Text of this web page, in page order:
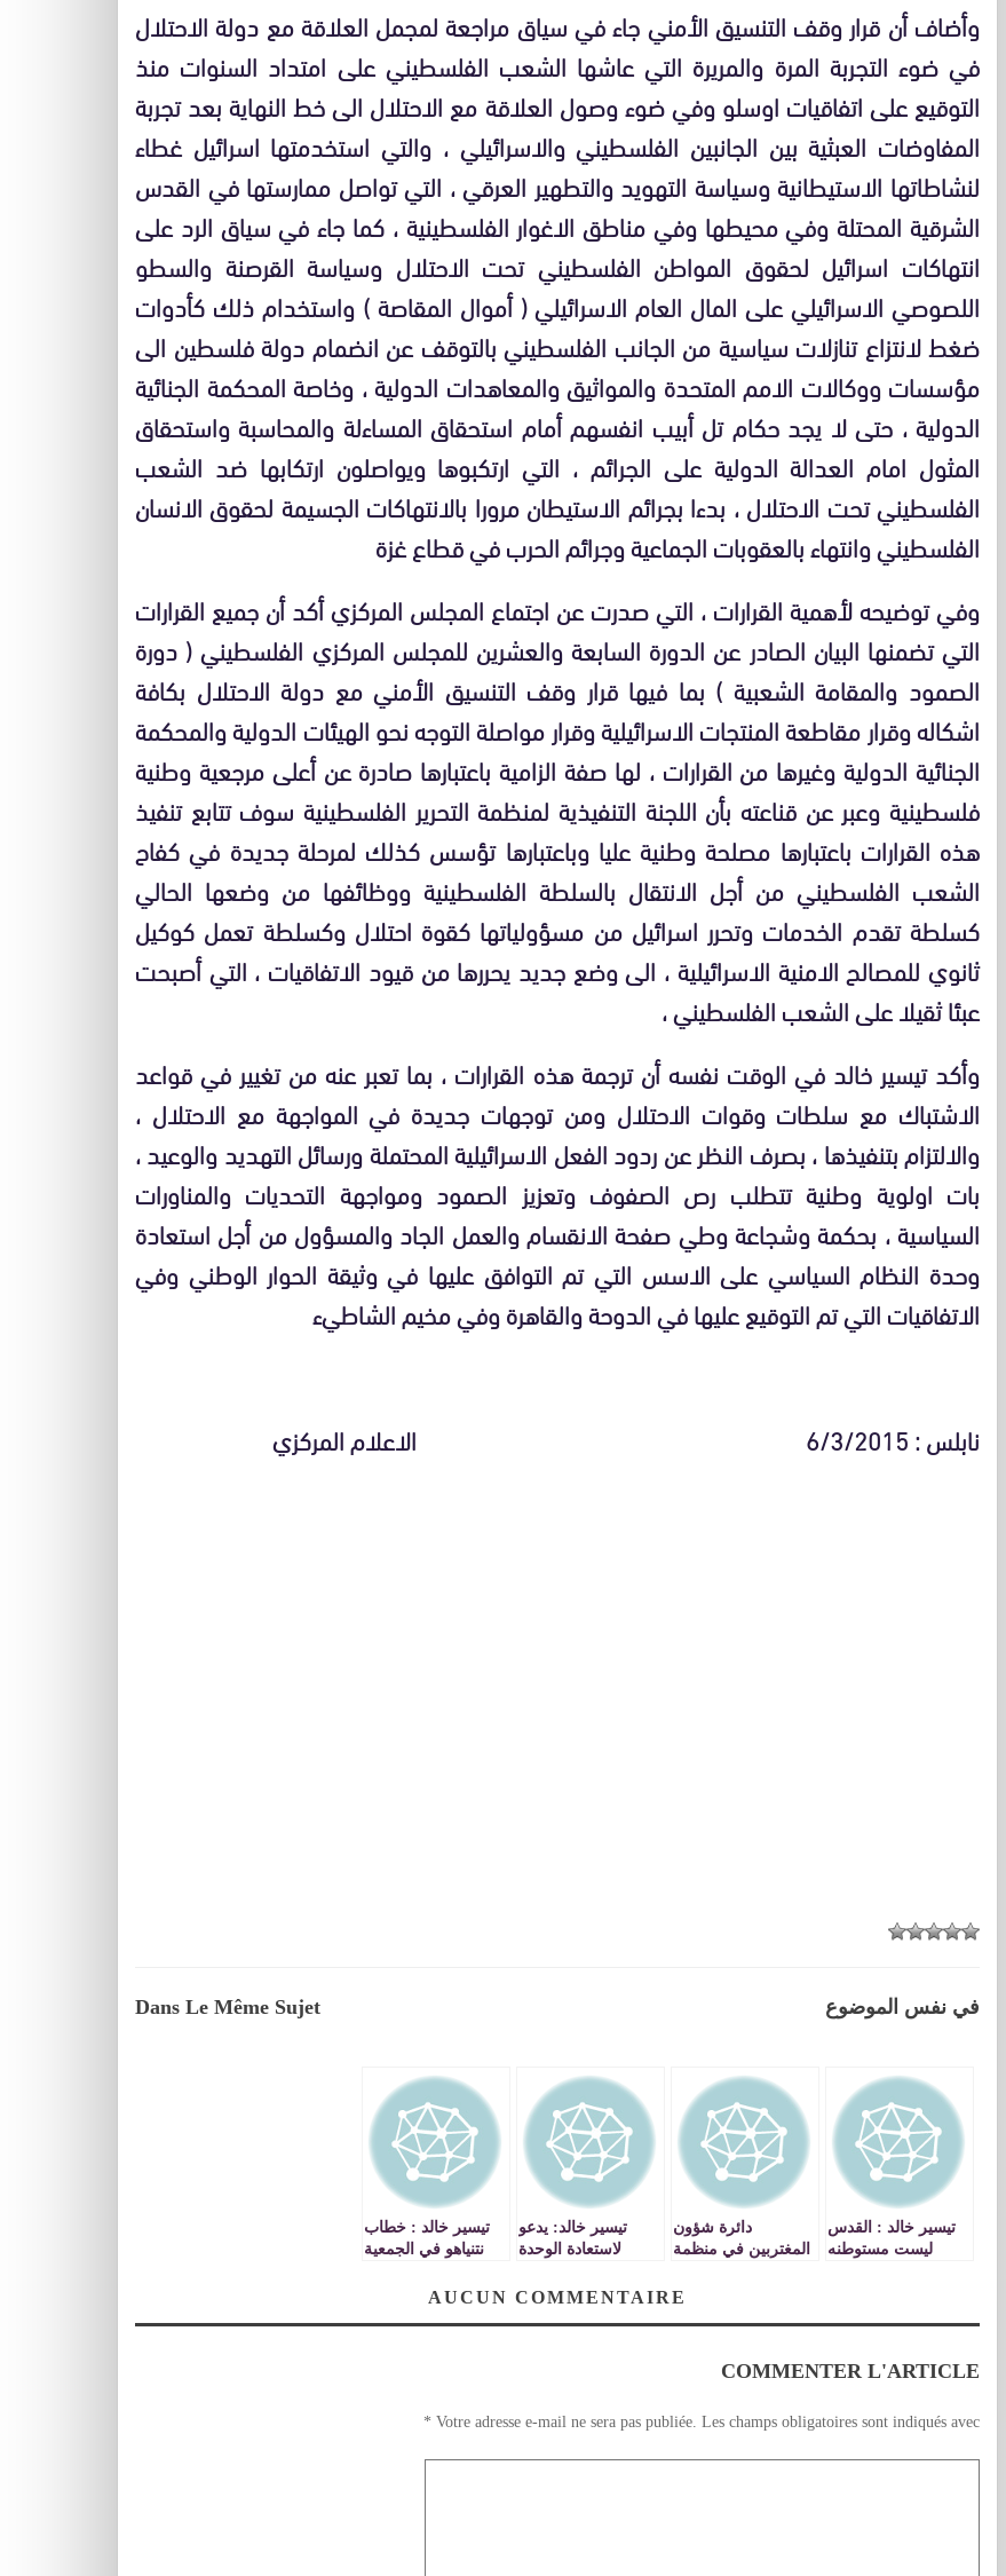
وأضاف أن قرار وقف التنسيق الأمني جاء في سياق مراجعة لمجمل العلاقة مع دولة الاحتلال
في ضوء التجربة المرة والمريرة التي عاشها الشعب الفلسطيني على امتداد السنوات منذ
التوقيع على اتفاقيات اوسلو وفي ضوء وصول العلاقة مع الاحتلال الى خط النهاية بعد تجربة
المفاوضات العبثية بين الجانبين الفلسطيني والاسرائيلي ، والتي استخدمتها اسرائيل غطاء
لنشاطاتها الاستيطانية وسياسة التهويد والتطهير العرقي ، التي تواصل ممارستها في القدس
الشرقية المحتلة وفي محيطها وفي مناطق الاغوار الفلسطينية ، كما جاء في سياق الرد على
انتهاكات اسرائيل لحقوق المواطن الفلسطيني تحت الاحتلال وسياسة القرصنة والسطو
اللصوصي الاسرائيلي على المال العام الاسرائيلي ( أموال المقاصة ) واستخدام ذلك كأدوات
ضغط لانتزاع تنازلات سياسية من الجانب الفلسطيني بالتوقف عن انضمام دولة فلسطين الى
مؤسسات ووكالات الامم المتحدة والمواثيق والمعاهدات الدولية ، وخاصة المحكمة الجنائية
الدولية ، حتى لا يجد حكام تل أبيب انفسهم أمام استحقاق المساءلة والمحاسبة واستحقاق
المثول امام العدالة الدولية على الجرائم ، التي ارتكبوها ويواصلون ارتكابها ضد الشعب
الفلسطيني تحت الاحتلال ، بدءا بجرائم الاستيطان مرورا بالانتهاكات الجسيمة لحقوق الانسان
الفلسطيني وانتهاء بالعقوبات الجماعية وجرائم الحرب في قطاع غزة
وفي توضيحه لأهمية القرارات ، التي صدرت عن اجتماع المجلس المركزي أكد أن جميع القرارات
التي تضمنها البيان الصادر عن الدورة السابعة والعشرين للمجلس المركزي الفلسطيني ( دورة
الصمود والمقامة الشعبية ) بما فيها قرار وقف التنسيق الأمني مع دولة الاحتلال بكافة
اشكاله وقرار مقاطعة المنتجات الاسرائيلية وقرار مواصلة التوجه نحو الهيئات الدولية والمحكمة
الجنائية الدولية وغيرها من القرارات ، لها صفة الزامية باعتبارها صادرة عن أعلى مرجعية وطنية
فلسطينية وعبر عن قناعته بأن اللجنة التنفيذية لمنظمة التحرير الفلسطينية سوف تتابع تنفيذ
هذه القرارات باعتبارها مصلحة وطنية عليا وباعتبارها تؤسس كذلك لمرحلة جديدة في كفاح
الشعب الفلسطيني من أجل الانتقال بالسلطة الفلسطينية ووظائفها من وضعها الحالي
كسلطة تقدم الخدمات وتحرر اسرائيل من مسؤولياتها كقوة احتلال وكسلطة تعمل كوكيل
ثانوي للمصالح الامنية الاسرائيلية ، الى وضع جديد يحررها من قيود الاتفاقيات ، التي أصبحت
عبئا ثقيلا على الشعب الفلسطيني ،
وأكد تيسير خالد في الوقت نفسه أن ترجمة هذه القرارات ، بما تعبر عنه من تغيير في قواعد
الاشتباك مع سلطات وقوات الاحتلال ومن توجهات جديدة في المواجهة مع الاحتلال ،
والالتزام بتنفيذها ، بصرف النظر عن ردود الفعل الاسرائيلية المحتملة ورسائل التهديد والوعيد ،
بات اولوية وطنية تتطلب رص الصفوف وتعزيز الصمود ومواجهة التحديات والمناورات
السياسية ، بحكمة وشجاعة وطي صفحة الانقسام والعمل الجاد والمسؤول من أجل استعادة
وحدة النظام السياسي على الاسس التي تم التوافق عليها في وثيقة الحوار الوطني وفي
الاتفاقيات التي تم التوقيع عليها في الدوحة والقاهرة وفي مخيم الشاطيء
نابلس : 6/3/2015 الاعلام المركزي
Dans Le Même Sujet في نفس الموضوع
تيسير خالد : القدس
ليست مستوطنه
دائرة شؤون
المغتربين في منظمة
تيسير خالد: يدعو
لاستعادة الوحدة
الهجوم السياسي
تيسير خالد : خطاب
نتنياهو في الجمعية
اغلق الطريق امامAUCUN COMMENTAIRE
COMMENTER L'ARTICLE
Votre adresse e-mail ne sera pas publiée. Les champs obligatoires sont indiqués avec
*